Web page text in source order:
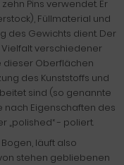
Pins verwendet. Er
Füllmaterial und
des Gewichts dient. Der
verschiedener
dieser Oberflächen
des Kunststoffs und
sind (so genannte
nach Eigenschaften des
„polished“ - poliert.
läuft also
stehen gebliebenen